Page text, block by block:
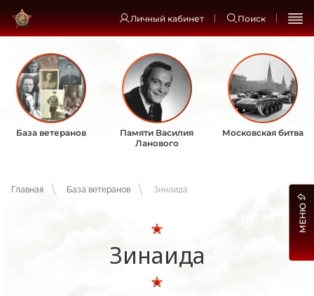
Личный кабинет Поиск
База ветеранов
Памяти Василия
Ланового
Московская битва
Главная База ветеранов Зинаида
Зинаида
МЕНЮ